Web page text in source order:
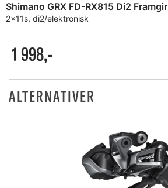
Shimano GRX FD-RX815 Di2 Framgir
2x11s, di2/elektronisk
1 998,-
ALTERNATIVER